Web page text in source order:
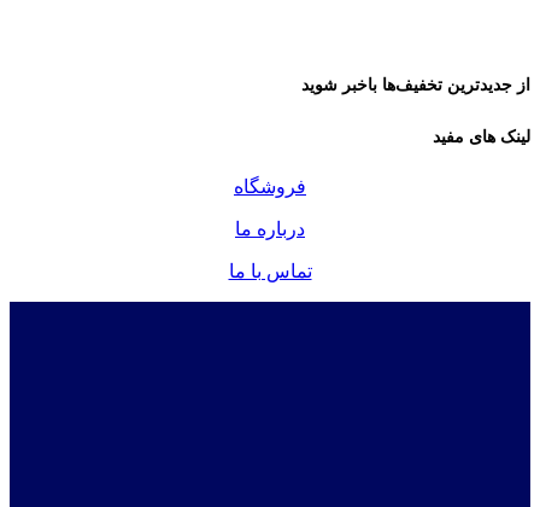
از جدیدترین تخفیف‌ها باخبر شوید
لینک های مفید
فروشگاه
درباره ما
تماس با ما